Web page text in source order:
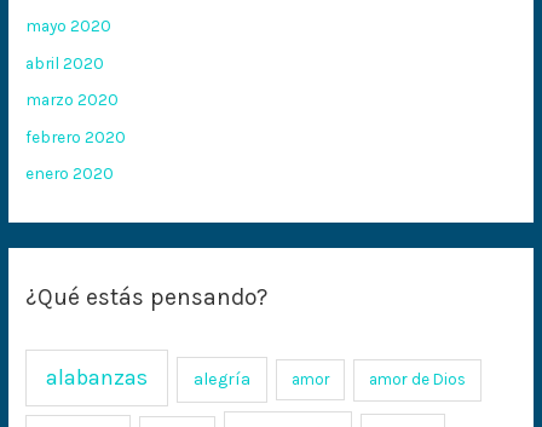
mayo 2020
abril 2020
marzo 2020
febrero 2020
enero 2020
¿Qué estás pensando?
alabanzas alegría amor amor de Dios